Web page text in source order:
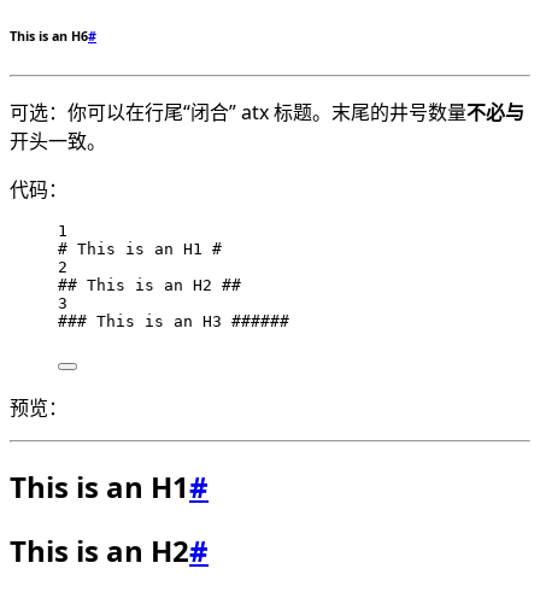
This is an H6#
可选：你可以在行尾“闭合” atx 标题。末尾的井号数量不必与
开头一致。
代码：
1
# This is an H1 #
2
## This is an H2 ##
3
### This is an H3 ######
预览：
This is an H1#
This is an H2#